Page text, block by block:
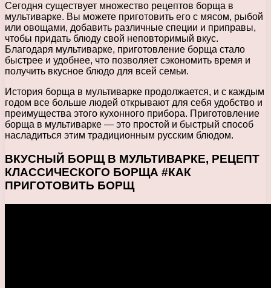
Сегодня существует множество рецептов борща в
мультиварке. Вы можете приготовить его с мясом, рыбой
или овощами, добавить различные специи и приправы,
чтобы придать блюду свой неповторимый вкус.
Благодаря мультиварке, приготовление борща стало
быстрее и удобнее, что позволяет сэкономить время и
получить вкусное блюдо для всей семьи.
История борща в мультиварке продолжается, и с каждым
годом все больше людей открывают для себя удобство и
преимущества этого кухонного прибора. Приготовление
борща в мультиварке — это простой и быстрый способ
насладиться этим традиционным русским блюдом.
ВКУСНЫЙ БОРЩ В МУЛЬТИВАРКЕ, РЕЦЕПТ
КЛАССИЧЕСКОГО БОРЩА #КАК
ПРИГОТОВИТЬ БОРЩ